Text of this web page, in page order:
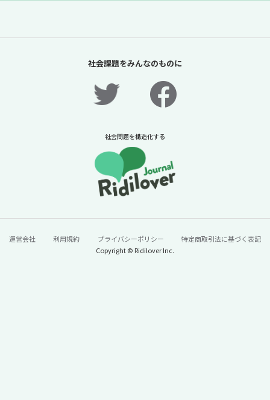
「夏休みの過ごし方は留守番」責任があるの
公開！】【ニュースに潜む社会課題をキャッ
社会課題をみんなのものに
社会問題を構造化する
運営会社 利用規約 プライバシーポリシー
特定商取引法に基づく表記
Copyright © Ridilover Inc.